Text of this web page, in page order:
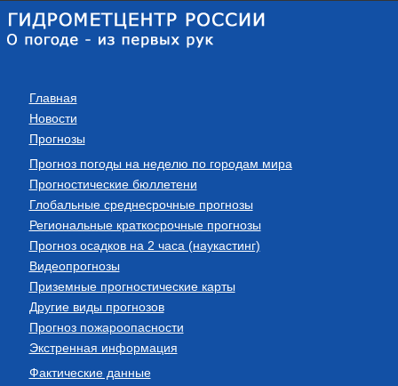
Главная
Новости
Прогнозы
Прогноз погоды на неделю по городам мира
Прогностические бюллетени
Глобальные среднесрочные прогнозы
Региональные краткосрочные прогнозы
Прогноз осадков на 2 часа (наукастинг)
Видеопрогнозы
Приземные прогностические карты
Другие виды прогнозов
Прогноз пожароопасности
Экстренная информация
Фактические данные